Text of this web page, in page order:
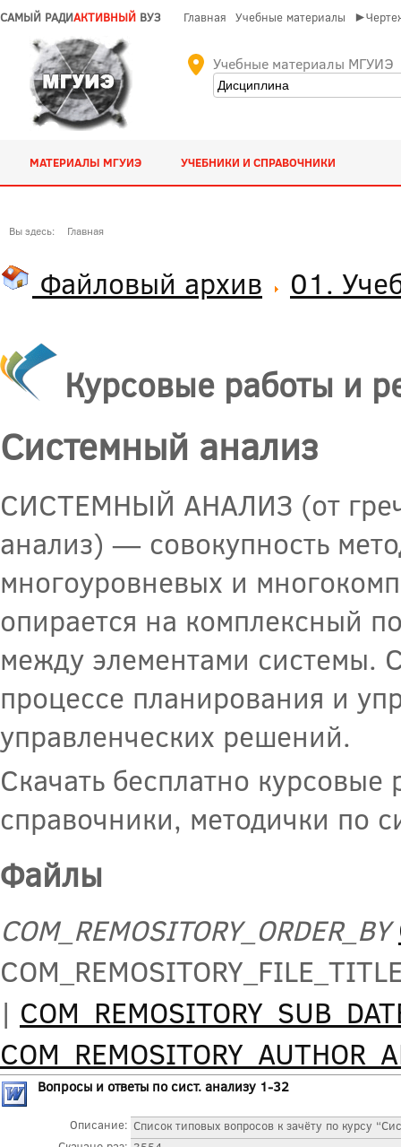
САМЫЙ РАДИАКТИВНЫЙ ВУЗ Главная Учебные материалы
Учебные материалы МГУИЭ
МАТЕРИАЛЫ МГУИЭ УЧЕБНИКИ И СПРАВОЧНИКИ
Вы здесь: Главная
Файловый архив 01.
Курсовые работы и
Системный анализ
СИСТЕМНЫЙ АНАЛИЗ (от
анализ) — совокупность
многоуровневых и
опирается на комплексный
между элементами системы.
процессе планирования и
управленческих решений.
Скачать бесплатно
справочники, методички по
Файлы
COM_REMOSITORY_ORDER_BY
|
Вопросы и ответы по сист. анализу 1-32
Описание: Список типовых вопросов к зачёту по курсу